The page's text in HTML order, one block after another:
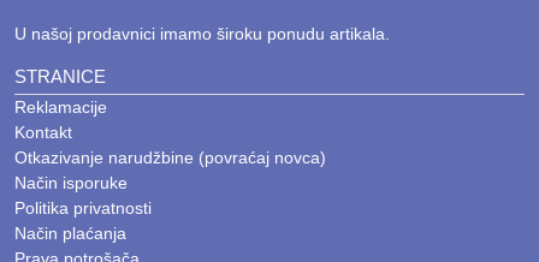
U našoj prodavnici imamo široku ponudu artikala.
STRANICE
Reklamacije
Kontakt
Otkazivanje narudžbine (povraćaj novca)
Način isporuke
Politika privatnosti
Način plaćanja